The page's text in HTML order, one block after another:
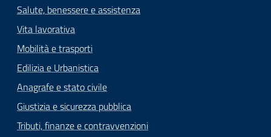
Salute, benessere e assistenza
Vita lavorativa
Mobilità e trasporti
Edilizia e Urbanistica
Anagrafe e stato civile
Giustizia e sicurezza pubblica
Tributi, finanze e contravvenzioni